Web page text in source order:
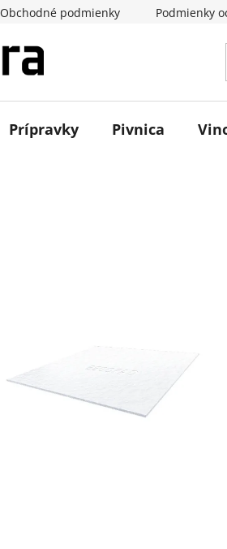
Obchodné podmienky Podmienky
Prípravky Pivnica